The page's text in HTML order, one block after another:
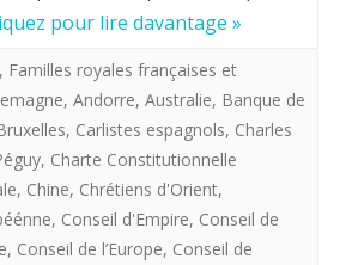
A
pour lire davantage »
, Familles royales françaises et
, Andorre, Australie, Banque de
, Carlistes espagnols, Charles
, Charte Constitutionnelle
, Chine, Chrétiens d'Orient,
, Conseil d'Empire, Conseil de
, Conseil de l’Europe, Conseil de